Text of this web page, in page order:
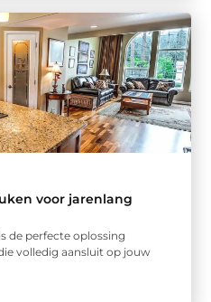
voor jarenlang
de perfecte oplossing
volledig aansluit op jouw